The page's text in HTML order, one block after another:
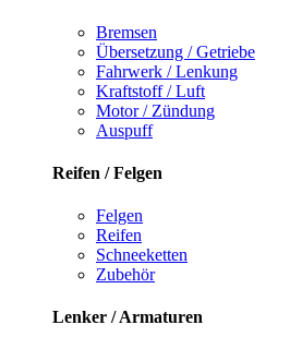
Bremsen
Übersetzung / Getriebe
Fahrwerk / Lenkung
Kraftstoff / Luft
Motor / Zündung
Auspuff
Reifen / Felgen
Felgen
Reifen
Schneeketten
Zubehör
Lenker / Armaturen